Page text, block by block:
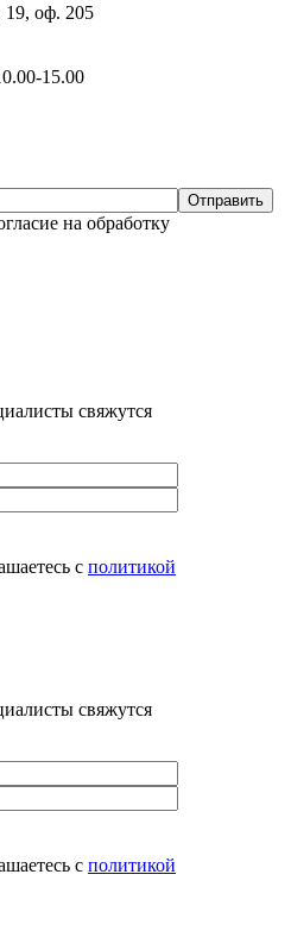
19, оф. 205
15.00
на обработку
свяжутся
с политикой
свяжутся
с политикой